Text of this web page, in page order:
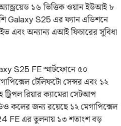
১৬‌ ভিত্তিক ওয়ান ইউআই ৮
Galaxy S25 এর ফ্যান এডিশনে
এবং অন্যান্য এআই ফিচারের সুবিধা
S25 FE স্মার্টফোনে ৫০
টেলিফটো সেন্সর এবং ১২
ট্রিপল রিয়ার ক্যামেরা সেটআপ
কলের জন্য রয়েছে ১২ মেগাপিক্সেল
FE এর তুলনায় ১৩ শতাংশ বড়